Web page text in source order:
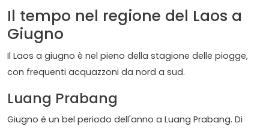
Il tempo nel regione del Laos a
Giugno
Il Laos a giugno è nel pieno della stagione delle piogge,
con frequenti acquazzoni da nord a sud.
Luang Prabang
Giugno è un bel periodo dell'anno a Luang Prabang. Di